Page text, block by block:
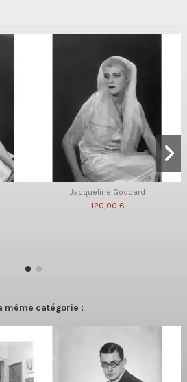
Jacqueline Goddard
120,00 €
même catégorie :